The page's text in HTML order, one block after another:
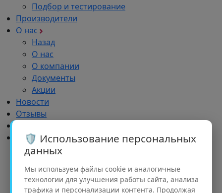
🛡️ Использование персональных
данных
Мы используем файлы cookie и аналогичные
технологии для улучшения работы сайта, анализа
трафика и персонализации контента. Продолжая
Подбор и тестирование
Производители
О нас
Назад
О нас
О компании
Документы
Акции
Новости
Отзывы
Дилерам
Назад
Обучение
Реклама